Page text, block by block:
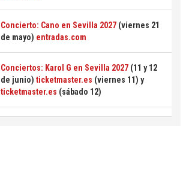
Concierto: Cano en Sevilla 2027 (viernes 21
de mayo) entradas.com
Conciertos: Karol G en Sevilla 2027 (11 y 12
de junio) ticketmaster.es (viernes 11) y
ticketmaster.es (sábado 12)